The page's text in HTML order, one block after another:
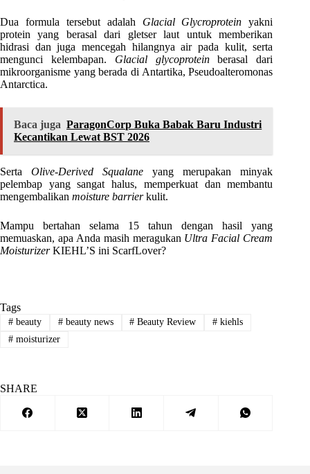
Dua formula tersebut adalah Glacial Glycroprotein yakni
protein yang berasal dari gletser laut untuk memberikan
hidrasi dan juga mencegah hilangnya air pada kulit, serta
mengunci kelembapan. Glacial glycoproteinberasal dari
mikroorganisme yang berada di Antartika, Pseudoalteromonas
Antarctica.
Baca juga ParagonCorp Buka Babak Baru Industri
Kecantikan Lewat BST 2026
Serta Olive-Derived Squalane yang merupakan minyak
pelembap yang sangat halus, memperkuat dan membantu
mengembalikan moisture barrierkulit.
Mampu bertahan selama 15 tahun dengan hasil yang
memuaskan, apa Anda masih meragukan Ultra Facial Cream
MoisturizerKIEHL’S ini ScarfLover?
Tags
#beauty #beauty news # Beauty Review # kiehls
#moisturizer
SHARE